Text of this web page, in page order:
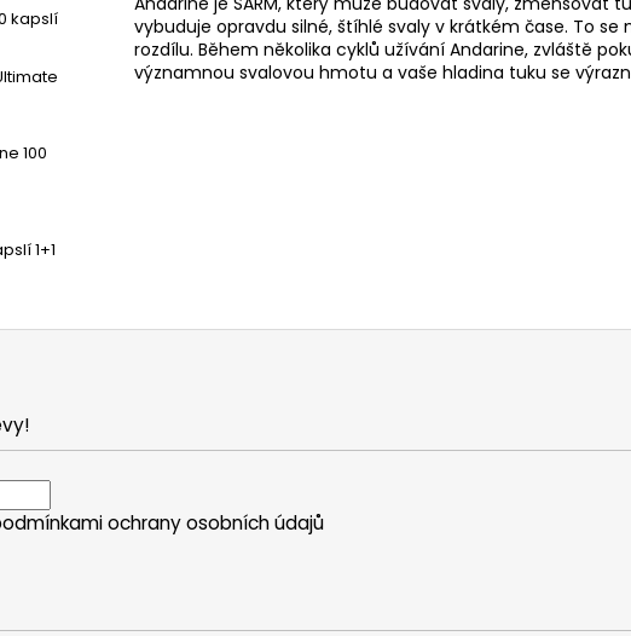
kapslí
100
1+1
vybuduje opravdu silné, štíhlé svaly v krátkém čase. To
rozdílu. Během několika cyklů užívání Andarine, zvláště
významnou svalovou hmotu a vaše hladina tuku se
ochrany osobních údajů